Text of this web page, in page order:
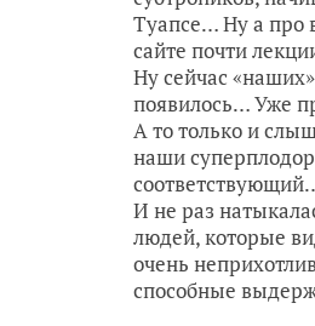
Туапсе… Ну а про
сайте почти
Ну сейчас
появилось… Уже
А то только и
наши
И не раз
людей, которые
очень
способные